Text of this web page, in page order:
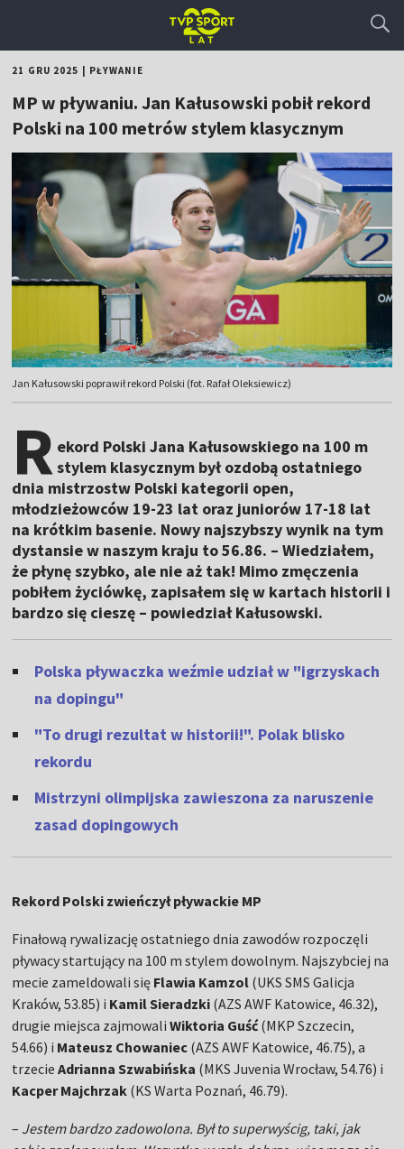
21 GRU 2025 PŁYWANIE
MP w pływaniu. Jan Kałusowski pobił rekord
Polski na 100 metrów stylem klasycznym
Jan Kałusowski poprawił rekord Polski (fot. Rafał Oleksiewicz)
R ekord Polski Jana Kałusowskiego na 100 m
stylem klasycznym był ozdobą ostatniego
dnia mistrzostw Polski kategorii open,
młodzieżowców 19-23 lat oraz juniorów 17-18 lat
na krótkim basenie. Nowy najszybszy wynik na tym
dystansie w naszym kraju to 56.86. – Wiedziałem,
że płynę szybko, ale nie aż tak! Mimo zmęczenia
pobiłem życiówkę, zapisałem się w kartach historii i
bardzo się cieszę – powiedział Kałusowski.
Polska pływaczka weźmie udział w "igrzyskach
na dopingu"
"To drugi rezultat w historii!". Polak blisko
rekordu
Mistrzyni olimpijska zawieszona za naruszenie
zasad dopingowych
Rekord Polski zwieńczył pływackie MP
Finałową rywalizację ostatniego dnia zawodów rozpoczęli
pływacy startujący na 100 m stylem dowolnym. Najszybciej na
mecie zameldowali się Flawia Kamzol (UKS SMS Galicja
Kraków, 53.85) i Kamil Sieradzki (AZS AWF Katowice, 46.32),
drugie miejsca zajmowaliWiktoria Guść(MKP Szczecin,
54.66) i Mateusz Chowaniec (AZS AWF Katowice, 46.75), a
trzecieAdrianna Szwabińska (MKS Juvenia Wrocław, 54.76) i
Kacper Majchrzak (KS Warta Poznań, 46.79).
– Jestem bardzo zadowolona. Był to superwyścig, taki, jak